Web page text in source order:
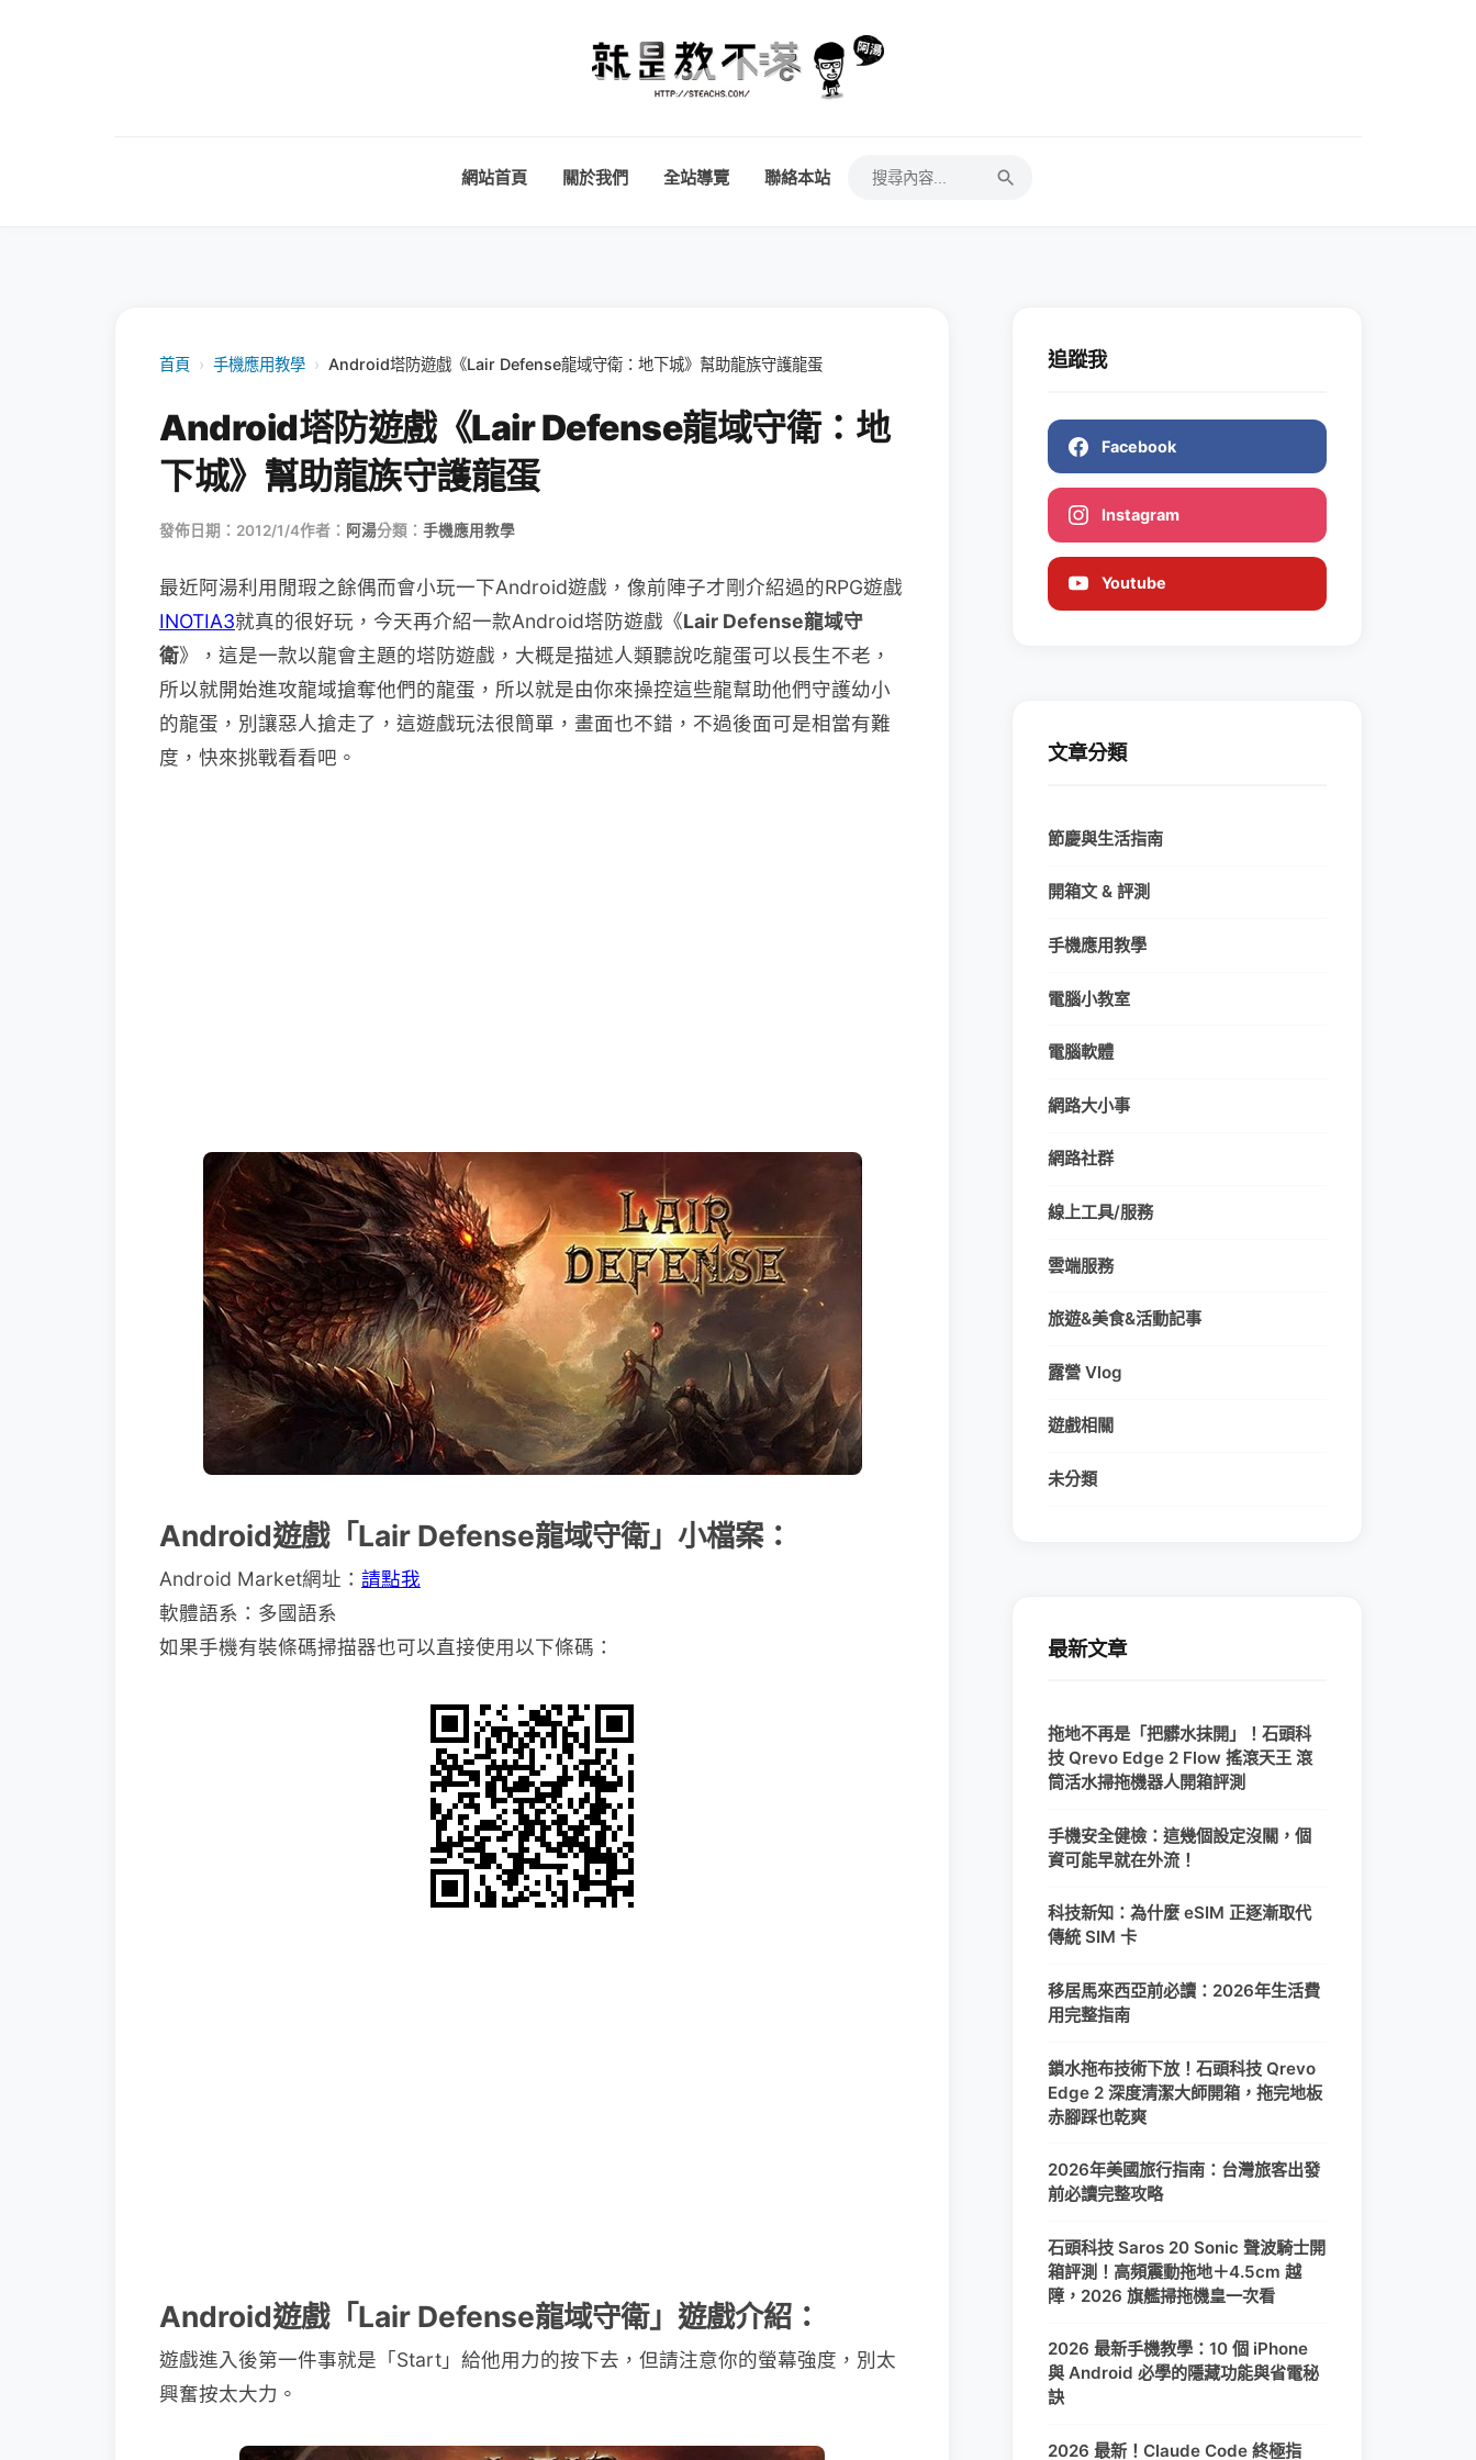
網站首頁 關於我們 全站導覽 聯絡本站
首頁 › 手機應用教學 › Android塔防遊戲《Lair Defense龍域守衛：地下城》幫助龍族守護龍蛋
Android塔防遊戲《Lair Defense龍域守衛：地
下城》幫助龍族守護龍蛋
發佈日期：2012/1/4作者： 阿湯分類： 手機應用教學
最近阿湯利用閒瑕之餘偶而會小玩一下Android遊戲，像前陣子才剛介紹過的RPG遊戲
INOTIA3就真的很好玩，今天再介紹一款Android塔防遊戲《Lair Defense龍域守
衛》，這是一款以龍會主題的塔防遊戲，大概是描述人類聽說吃龍蛋可以長生不老，
所以就開始進攻龍域搶奪他們的龍蛋，所以就是由你來操控這些龍幫助他們守護幼小
的龍蛋，別讓惡人搶走了，這遊戲玩法很簡單，畫面也不錯，不過後面可是相當有難
度，快來挑戰看看吧。
Android遊戲「Lair Defense龍域守衛」小檔案：
Android Market網址： 請點我
軟體語系：多國語系
如果手機有裝條碼掃描器也可以直接使用以下條碼：
Android遊戲「Lair Defense龍域守衛」遊戲介紹：
遊戲進入後第一件事就是「Start」給他用力的按下去，但請注意你的螢幕強度，別太
興奮按太大力。
追蹤我
Facebook
Instagram
Youtube
文章分類
節慶與生活指南
開箱文 & 評測
手機應用教學
電腦小教室
電腦軟體
網路大小事
網路社群
線上工具/服務
雲端服務
旅遊&美食&活動記事
露營 Vlog
遊戲相關
未分類
最新文章
拖地不再是「把髒水抹開」！石頭科
技 Qrevo Edge 2 Flow 搖滾天王 滾
筒活水掃拖機器人開箱評測
手機安全健檢：這幾個設定沒關，個
資可能早就在外流！
科技新知：為什麼 eSIM 正逐漸取代
傳統 SIM 卡
移居馬來西亞前必讀：2026年生活費
用完整指南
鎖水拖布技術下放！石頭科技 Qrevo
Edge 2 深度清潔大師開箱，拖完地板
赤腳踩也乾爽
2026年美國旅行指南：台灣旅客出發
前必讀完整攻略
石頭科技 Saros 20 Sonic 聲波騎士開
箱評測！高頻震動拖地＋4.5cm 越
障，2026 旗艦掃拖機皇一次看
2026 最新手機教學：10 個 iPhone
與 Android 必學的隱藏功能與省電秘
訣
2026 最新！Claude Code 終極指